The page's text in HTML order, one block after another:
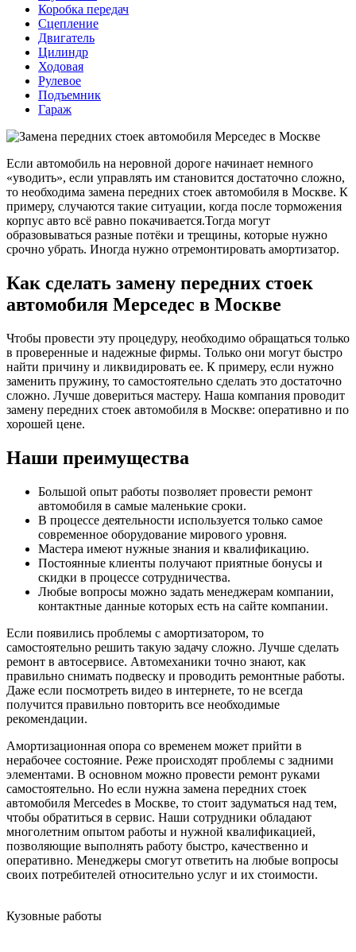
Коробка передач
Сцепление
Двигатель
Цилиндр
Ходовая
Рулевое
Подъемник
Гараж
Если автомобиль на неровной дороге начинает немного
«уводить», если управлять им становится достаточно сложно,
то необходима замена передних стоек автомобиля в Москве. К
примеру, случаются такие ситуации, когда после торможения
корпус авто всё равно покачивается.Тогда могут
образовываться разные потёки и трещины, которые нужно
срочно убрать. Иногда нужно отремонтировать амортизатор.
Как сделать замену передних стоек
автомобиля Мерседес в Москве
Чтобы провести эту процедуру, необходимо обращаться только
в проверенные и надежные фирмы. Только они могут быстро
найти причину и ликвидировать ее. К примеру, если нужно
заменить пружину, то самостоятельно сделать это достаточно
сложно. Лучше довериться мастеру. Наша компания проводит
замену передних стоек автомобиля в Москве: оперативно и по
хорошей цене.
Наши преимущества
Большой опыт работы позволяет провести ремонт
автомобиля в самые маленькие сроки.
В процессе деятельности используется только самое
современное оборудование мирового уровня.
Мастера имеют нужные знания и квалификацию.
Постоянные клиенты получают приятные бонусы и
скидки в процессе сотрудничества.
Любые вопросы можно задать менеджерам компании,
контактные данные которых есть на сайте компании.
Если появились проблемы с амортизатором, то
самостоятельно решить такую задачу сложно. Лучше сделать
ремонт в автосервисе. Автомеханики точно знают, как
правильно снимать подвеску и проводить ремонтные работы.
Даже если посмотреть видео в интернете, то не всегда
получится правильно повторить все необходимые
рекомендации.
Амортизационная опора со временем может прийти в
нерабочее состояние. Реже происходят проблемы с задними
элементами. В основном можно провести ремонт руками
самостоятельно. Но если нужна замена передних стоек
автомобиля Mercedes в Москве, то стоит задуматься над тем,
чтобы обратиться в сервис. Наши сотрудники обладают
многолетним опытом работы и нужной квалификацией,
позволяющие выполнять работу быстро, качественно и
оперативно. Менеджеры смогут ответить на любые вопросы
своих потребителей относительно услуг и их стоимости.
Кузовные работы